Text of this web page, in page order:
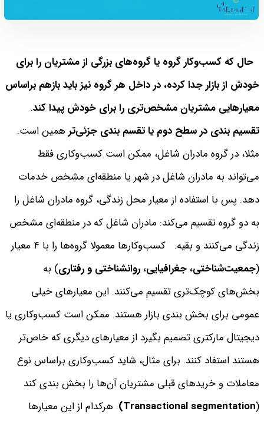
حال که کسب‌وکار گروه یا گروه‌های بزرگی از مشتریان را برای
خودش از بازار جدا کرده، در داخل هر گروه نیز باید بازهم براساس
معیارهایی مشتریان مشخص‌تری را برای خودش پیدا کند.
تقسیم بندی در سطح دوم یا تقسم بندی جزئی‌تر همین است.
مثلا، در گروه مادران شاغل، ممکن است کسب‌وکاری فقط
می‌تواند به مادران شاغل در شهر یا منطقه‌ای مشخص خدمات
دهد. پس با استفاده از معیار محل زندگی، گروه مادران شاغل را
به دو گروه تقسیم می‌کند: مادران شاغل که در منطقه‌ای مشخص
زندگی می‌کنند و بقیه.
کسب‌وکارها معمولا گروه‌ها را با ۴ معیار
(جمعیت‌شناختی، جغرافیایی، روانشناختی و رفتاری) به
بخش‌های کوچک‌تری تقسیم می‌کنند. این معیارهای خیلی
عمومی برای بخش بندی بازار هستند. ممکن است کسب‌وکاری یا
دیجیتال مارکتری تصمیم بگیرد از معیارهای دیگری که خاص‌تر
هستند استفاد کنند. برای مثال، شاید کسب‌وکاری براساس نوع
معاملات و خریدهای قبلی مشتریان آن‌ها را بخش بندی کند
(
Transactional segmentation)
. هرکدام از این معیارها